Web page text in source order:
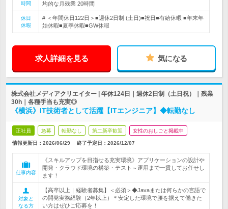
時間 均的な月残業 20時間
休日
休暇
# ＜年間休日122日＞■週休2日制 (土日)■祝日■有給休暇 ■年末年
始休暇■夏季休暇■GW休暇
求人詳細を見る 気になる
株式会社メディアクリエイター | 年休124日｜週休2日制（土日祝）｜残業
30h｜各種手当も充実◎
《横浜》IT技術者として活躍【ITエンジニア】◆転勤なし
正社員 急募 転勤なし 第二新卒歓迎 女性のおしごと掲載中
情報更新日：2026/06/29 終了予定日： 2026/12/07
仕事内容
《スキルアップを目指せる充実環境》アプリケーションの設計や
開発・クラウド環境の構築・テスト～運用まで一貫してお任せし
ます！
対象と
なる方
【高卒以上｜経験者募集】＜必須＞◆Javaまたは何らかの言語で
の開発実務経験（2年以上）＊安定した環境で腰を据えて働きた
い方はぜひご応募を！